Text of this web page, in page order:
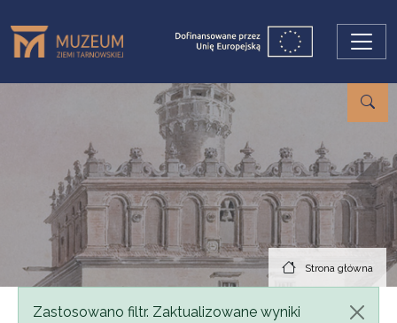
Strona główna
Komunikat
Zastosowano filtr. Zaktualizowane wyniki